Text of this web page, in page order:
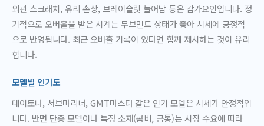
외관 스크래치, 유리 손상, 브레이슬릿 늘어남 등은 감가요인입니다. 정
기적으로 오버홀을 받은 시계는 무브먼트 상태가 좋아 시세에 긍정적
으로 반영됩니다. 최근 오버홀 기록이 있다면 함께 제시하는 것이 유리
합니다.
모델별 인기도
데이토나, 서브마리너, GMT마스터 같은 인기 모델은 시세가 안정적입
니다. 반면 단종 모델이나 특정 소재(콤비, 금통)는 시장 수요에 따라